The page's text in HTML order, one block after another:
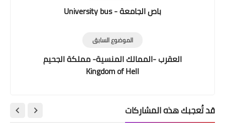
باص الجامعة - University bus
الموضوع السابق
العقرب -الممالك المنسية- مملكة الجحيم
Kingdom of Hell
قد تُعجبك هذه المشاركات